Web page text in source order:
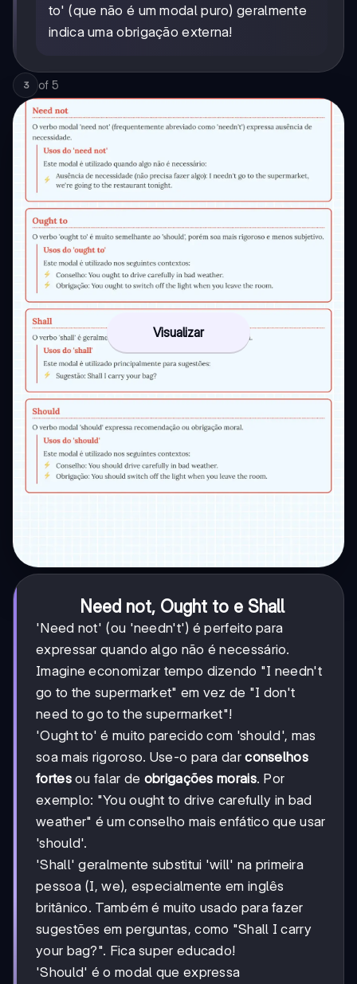
to' (que não é um modal puro) geralmente
indica uma obrigação externa!
3 of 5
Visualizar
Need not, Ought to e Shall
'Need not' (ou 'needn't') é perfeito para
expressar quando algo não é necessário.
Imagine economizar tempo dizendo "I needn't
go to the supermarket" em vez de "I don't
need to go to the supermarket"!
'Ought to' é muito parecido com 'should', mas
soa mais rigoroso. Use-o para darconselhos
fortesou falar de obrigações morais. Por
exemplo: "You ought to drive carefully in bad
weather" é um conselho mais enfático que usar
'should'.
'Shall' geralmente substitui 'will' na primeira
pessoa (I, we), especialmente em inglês
britânico. Também é muito usado para fazer
sugestões em perguntas, como "Shall I carry
your bag?". Fica super educado!
'Should' é o modal que expressa